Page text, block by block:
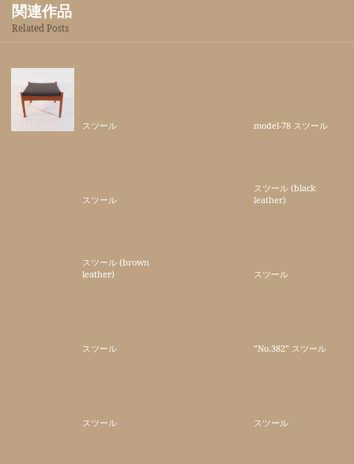
関連作品
Related Posts
スツール model-78 スツール
スツール
スツール (black
leather)
スツール (brown
leather)
スツール
スツール ”No.382” スツール
スツール スツール